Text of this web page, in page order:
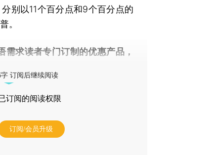
别以11个百分点和9个百分点的
。
求读者专门订制的优惠产品，
订阅后继续阅读
订阅的阅读权限
订阅/会员升级